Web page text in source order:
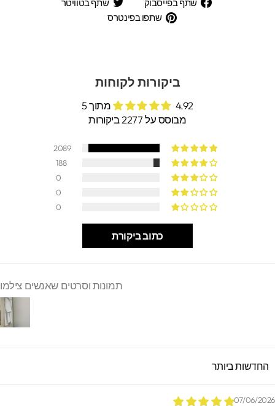
שתף בפייסבוק
בפייסבוק
שתף בטוויטר
שתפו בפינטרס
ביקורות לקוחות
4.92 מתוך 5
מבוסס על 2277 ביקורות
2089
188
0
0
0
כתוב ביקורת
תמונות וסרטים שאנשים צילמו
SORT
07/06/